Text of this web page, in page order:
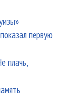
первую
плачь,